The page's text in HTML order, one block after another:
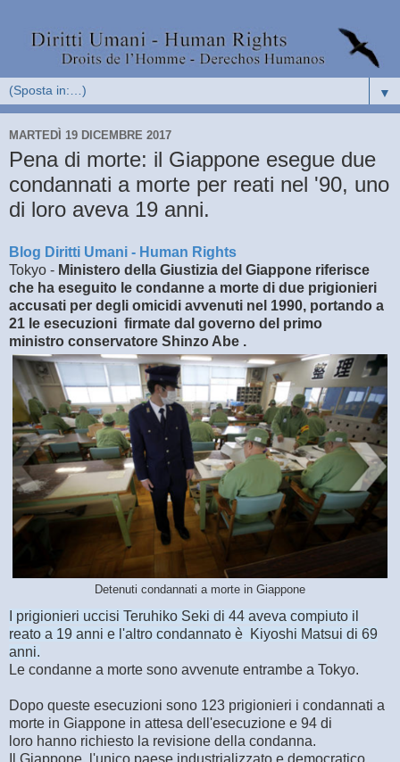
▼
MARTEDÌ 19 DICEMBRE 2017
Pena di morte: il Giappone esegue due
condannati a morte per reati nel '90, uno
di loro aveva 19 anni.
Blog Diritti Umani - Human Rights
Tokyo - Ministero della Giustizia del Giappone riferisce
che ha eseguito le condanne a morte di due prigionieri
accusati per degli omicidi avvenuti nel 1990, portando a
21 le esecuzioni firmate dal governo del primo
ministro conservatore Shinzo Abe .
Detenuti condannati a morte in Giappone
I prigionieri uccisi Teruhiko Seki di 44 aveva compiuto il
reato a 19 anni e l'altro condannato è Kiyoshi Matsui di 69
anni.
Le condanne a morte sono avvenute entrambe a Tokyo.
Dopo queste esecuzioni sono 123 prigionieri i condannati a
morte in Giappone in attesa dell'esecuzione e 94 di
loro hanno richiesto la revisione della condanna.
Il Giappone, l'unico paese industrializzato e democratico